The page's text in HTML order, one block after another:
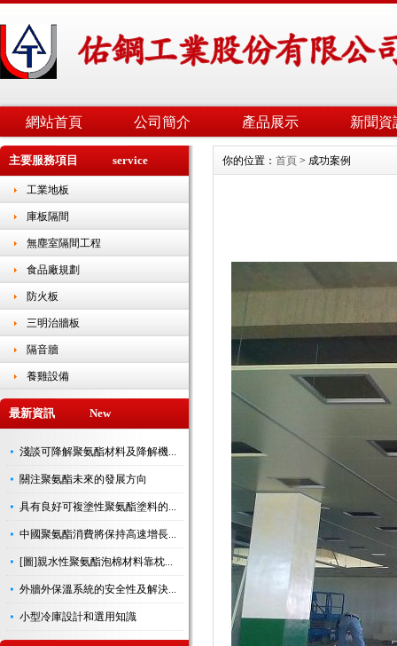
網站首頁 公司簡介 產品展示 新聞資
主要服務項目 service
工業地板
庫板隔間
無塵室隔間工程
食品廠規劃
防火板
三明治牆板
隔音牆
養雞設備
最新資訊 New
淺談可降解聚氨酯材料及降解機...
關注聚氨酯未來的發展方向
具有良好可複塗性聚氨酯塗料的...
中國聚氨酯消費將保持高速增長...
[圖]親水性聚氨酯泡棉材料靠枕...
外牆外保溫系統的安全性及解決...
小型冷庫設計和選用知識
你的位置： 首頁 > 成功案例